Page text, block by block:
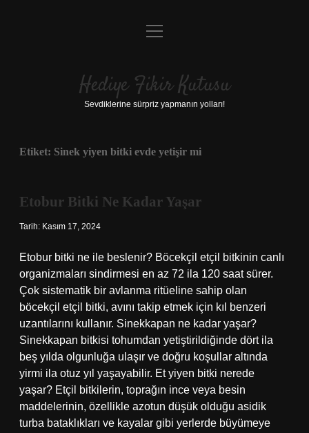
Anasayfa
Yasal Uyarı
menüyü
Hediye Fikir Kutusu
Sevdiklerine sürpriz yapmanın yolları!
Etiket: Sinek yiyen bitki evde yetişir mi
Etobur Bitki Ne Kadar Yaşar
Tarih: Kasım 17, 2024
Etobur bitki ne ile beslenir? Böcekçil etçil bitkinin canlı
organizmaları sindirmesi en az 72 ila 120 saat sürer.
Çok sistematik bir avlanma ritüeline sahip olan
böcekçil etçil bitki, avını takip etmek için kıl benzeri
uzantılarını kullanır. Sinekkapan ne kadar yaşar?
Sinekkapan bitkisi tohumdan yetiştirildiğinde dört ila
beş yılda olgunluğa ulaşır ve doğru koşullar altında
yirmi ila otuz yıl yaşayabilir. Et yiyen bitki nerede
yaşar? Etçil bitkilerin, toprağın ince veya besin
maddelerinin, özellikle azotun düşük olduğu asidik
turba bataklıkları ve kayalar gibi yerlerde büyümeye